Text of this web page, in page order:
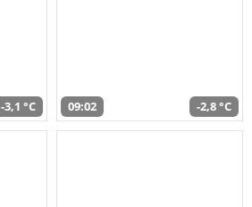
-3,1 °C 09:02 -2,8 °C